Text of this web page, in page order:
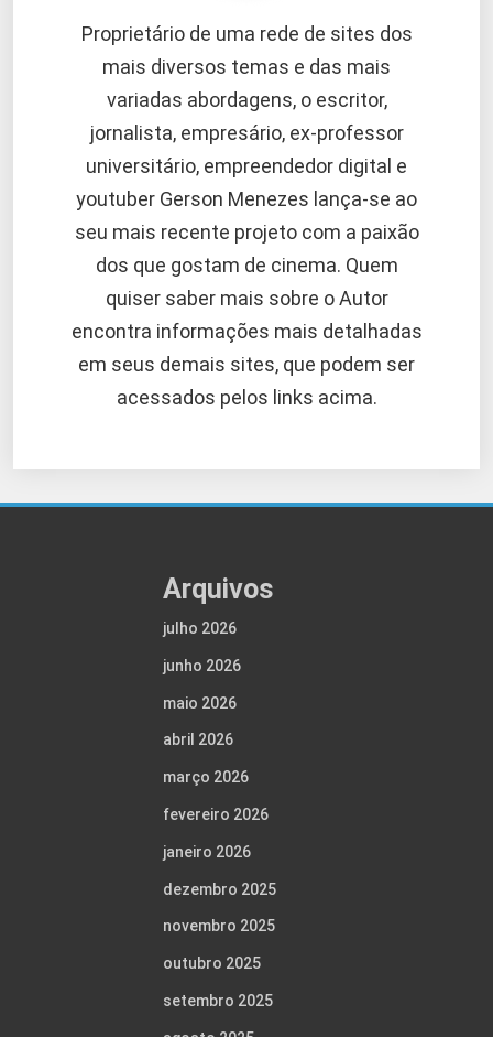
Proprietário de uma rede de sites dos
mais diversos temas e das mais
variadas abordagens, o escritor,
jornalista, empresário, ex-professor
universitário, empreendedor digital e
youtuber Gerson Menezes lança-se ao
seu mais recente projeto com a paixão
dos que gostam de cinema. Quem
quiser saber mais sobre o Autor
encontra informações mais detalhadas
em seus demais sites, que podem ser
acessados pelos links acima.
Arquivos
julho 2026
junho 2026
maio 2026
abril 2026
março 2026
fevereiro 2026
janeiro 2026
dezembro 2025
novembro 2025
outubro 2025
setembro 2025